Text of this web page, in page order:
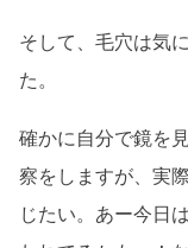
そして、毛穴は気
た。
確かに自分で鏡を
察をしますが、実
じたい。あー今日